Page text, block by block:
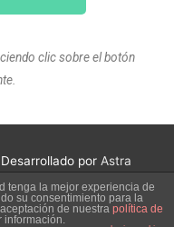
clic sobre el botón
Desarrollado por Astra
de privacidad
tenga la mejor experiencia de
su consentimiento para la
de nuestra política de
información.